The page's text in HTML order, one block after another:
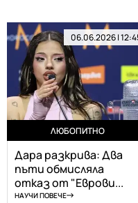
06.06.2026 |
ЛЮБОПИТНО
Дара разкрива: Два
пъти обмисляла
отказ от "Еврови...
НАУЧИ ПОВЕЧЕ